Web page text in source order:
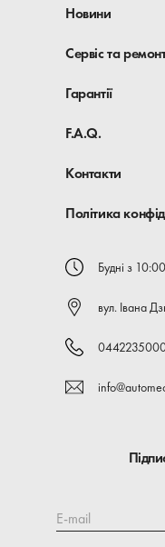
Новини
Сервіс та
Гарантії
F.A.Q.
Контакти
Політика
Будні з
вул. Івана
E-mail